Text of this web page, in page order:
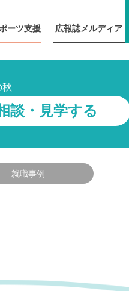
ーツ支援 広報誌メルディア
秋
談・見学する
就職事例